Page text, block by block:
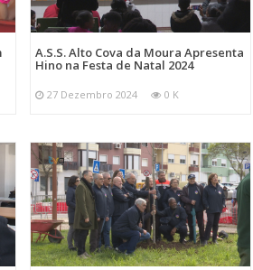
A.S.S. Alto Cova da Moura Apresenta
Hino na Festa de Natal 2024
27 Dezembro 2024 0 K